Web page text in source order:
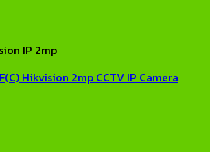
IP 2mp
Hikvision 2mp CCTV IP Camera